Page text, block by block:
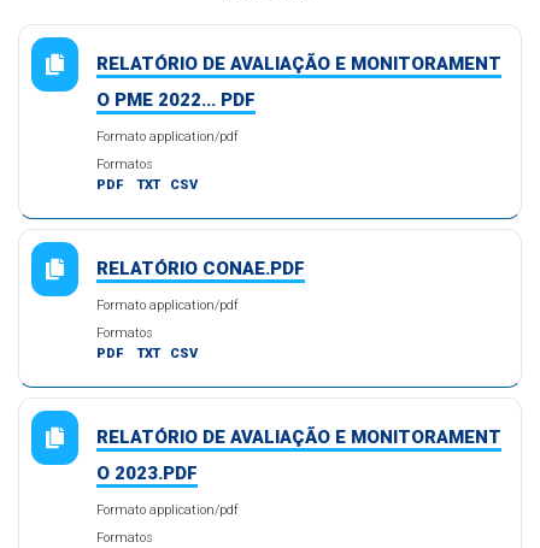
RELATÓRIO DE AVALIAÇÃO E MONITORAMENT
O PME 2022... PDF
Formato application/pdf
Formatos
PDF
TXT CSV
RELATÓRIO CONAE.PDF
Formato application/pdf
Formatos
PDF
TXT CSV
RELATÓRIO DE AVALIAÇÃO E MONITORAMENT
O 2023.PDF
Formato application/pdf
Formatos